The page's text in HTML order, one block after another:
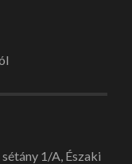
1/A, Északi